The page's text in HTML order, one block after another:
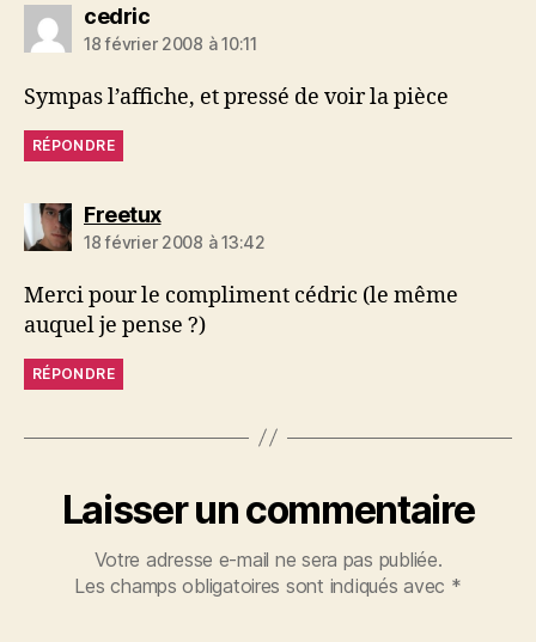
cedricdit :
18 février 2008 à 10:11
Sympas l’affiche, et pressé de voir la pièce
RÉPONDRE
Freetuxdit :
18 février 2008 à 13:42
Merci pour le compliment cédric (le même
auquel je pense ?)
RÉPONDRE
Laisser un commentaire
Votre adresse e-mail ne sera pas publiée.
Les champs obligatoires sont indiqués avec *